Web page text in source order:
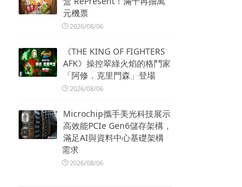
元機票
2026/08/06
《THE KING OF FIGHTERS
AFK》操控翠綠火焰的格鬥家
「阿修．克里門森」登場
2026/08/06
Microchip攜手美光科技展示
高效能PCIe Gen6儲存架構，
滿足AI與資料中心基礎架構
需求
2026/08/06